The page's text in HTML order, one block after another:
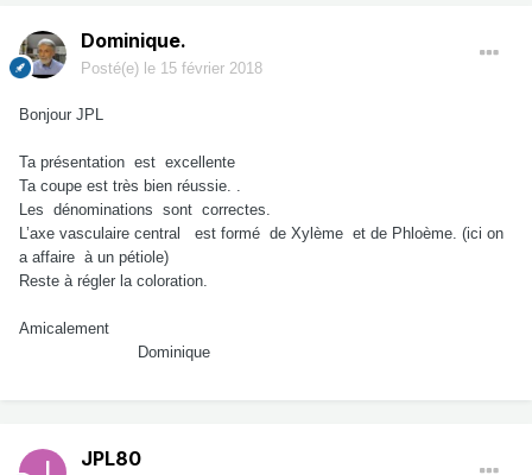
Dominique.
Posté(e) le 15 février 2018
Bonjour JPL
Ta présentation est excellente
Ta coupe est très bien réussie. .
Les dénominations sont correctes.
L’axe vasculaire central est formé de Xylème et de Phloème. (ici on
a affaire à un pétiole)
Reste à régler la coloration.
Amicalement
Dominique
JPL80